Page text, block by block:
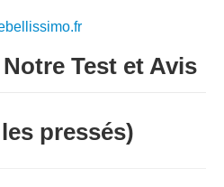
Test et Avis
pressés)